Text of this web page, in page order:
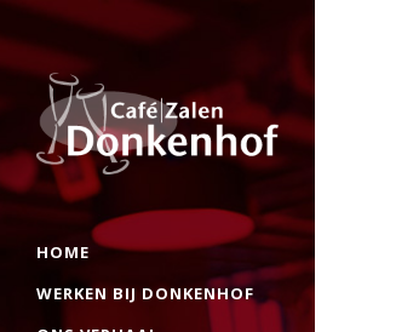
HOME
WERKEN BIJ DONKENHOF